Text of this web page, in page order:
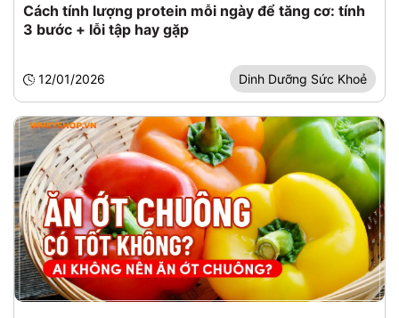
Cách tính lượng protein mỗi ngày để tăng cơ: tính
3 bước + lỗi tập hay gặp
12/01/2026 Dinh Dưỡng Sức Khoẻ